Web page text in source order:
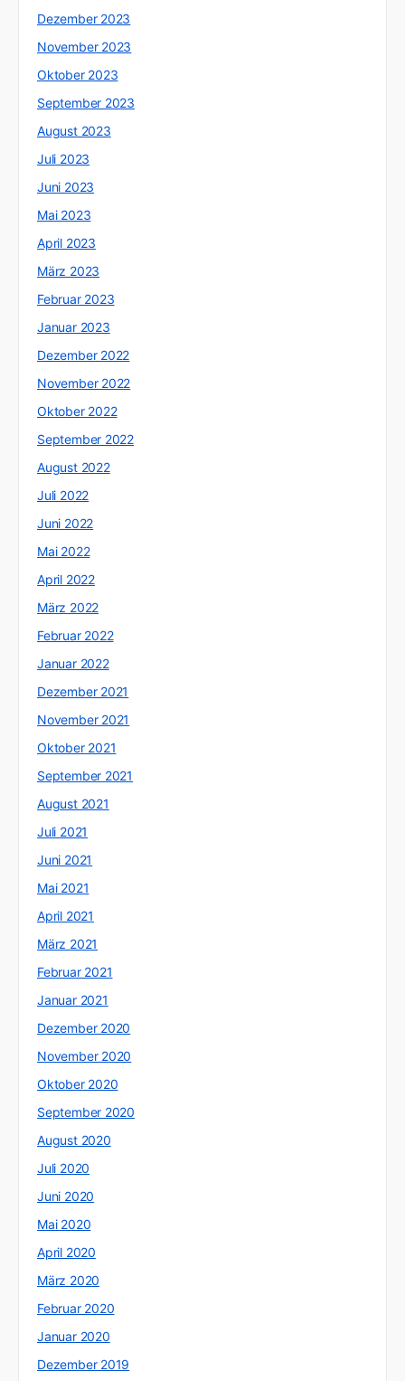
Dezember 2023
November 2023
Oktober 2023
September 2023
August 2023
Juli 2023
Juni 2023
Mai 2023
April 2023
März 2023
Februar 2023
Januar 2023
Dezember 2022
November 2022
Oktober 2022
September 2022
August 2022
Juli 2022
Juni 2022
Mai 2022
April 2022
März 2022
Februar 2022
Januar 2022
Dezember 2021
November 2021
Oktober 2021
September 2021
August 2021
Juli 2021
Juni 2021
Mai 2021
April 2021
März 2021
Februar 2021
Januar 2021
Dezember 2020
November 2020
Oktober 2020
September 2020
August 2020
Juli 2020
Juni 2020
Mai 2020
April 2020
März 2020
Februar 2020
Januar 2020
Dezember 2019